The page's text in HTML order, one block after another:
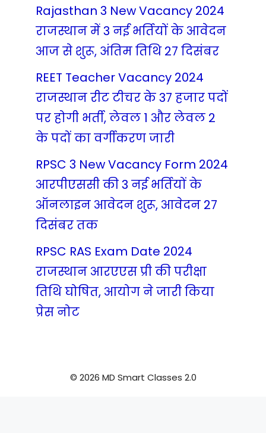
Rajasthan 3 New Vacancy 2024
राजस्थान में 3 नई भर्तियों के आवेदन
आज से शुरू, अंतिम तिथि 27 दिसंबर
REET Teacher Vacancy 2024
राजस्थान रीट टीचर के 37 हजार पदों
पर होगी भर्ती, लेवल 1 और लेवल 2
के पदों का वर्गीकरण जारी
RPSC 3 New Vacancy Form 2024
आरपीएससी की 3 नई भर्तियों के
ऑनलाइन आवेदन शुरू, आवेदन 27
दिसंबर तक
RPSC RAS Exam Date 2024
राजस्थान आरएएस प्री की परीक्षा
तिथि घोषित, आयोग ने जारी किया
प्रेस नोट
© 2026 MD Smart Classes 2.0